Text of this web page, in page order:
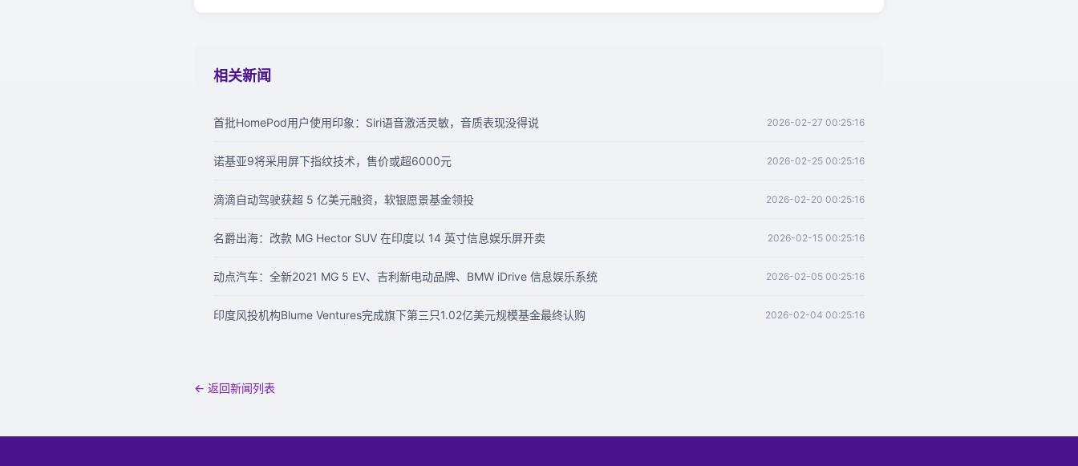
相关新闻
首批HomePod用户使用印象：Siri语音激活灵敏，音质表现没得说 2026-02-27 00:25:16
诺基亚9将采用屏下指纹技术，售价或超6000元 2026-02-25 00:25:16
滴滴自动驾驶获超 5 亿美元融资，软银愿景基金领投 2026-02-20 00:25:16
名爵出海：改款 MG Hector SUV 在印度以 14 英寸信息娱乐屏开卖 2026-02-15 00:25:16
动点汽车：全新2021 MG 5 EV、吉利新电动品牌、BMW iDrive 信息娱乐系统 2026-02-05 00:25:16
印度风投机构Blume Ventures完成旗下第三只1.02亿美元规模基金最终认购 2026-02-04 00:25:16
← 返回新闻列表